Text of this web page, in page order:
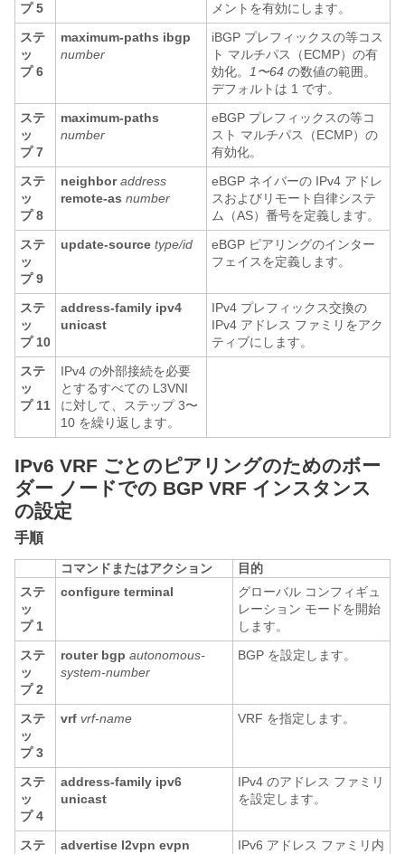
プ 5
メントを有効にします。
ステ
ッ
プ 6
maximum-paths ibgp
number
iBGP プレフィックスの等コス
ト マルチパス（ECMP）の有
効化。
1〜64 の数値の範囲。
デフォルトは 1 です。
ステ
ッ
プ 7
maximum-paths
number
eBGP プレフィックスの等コ
スト マルチパス（ECMP）の
有効化。
ステ
ッ
プ 8
neighbor address
remote-as number
eBGP ネイバーの IPv4 アドレ
スおよびリモート自律システ
ム（AS）番号を定義します。
ステ
ッ
プ 9
update-source type/id
eBGP ピアリングのインター
フェイスを定義します。
ステ
ッ
プ 10
address-family ipv4
unicast
IPv4 プレフィックス交換の
IPv4 アドレス ファミリをアク
ティブにします。
ステ
ッ
プ 11
IPv4 の外部接続を必要
とするすべての L3VNI
に対して、ステップ 3〜
10 を繰り返します。
IPv6 VRF ごとのピアリングのためのボー
ダー ノードでの BGP VRF インスタンス
の設定
手順
コマンドまたはアクション
目的
ステ
ッ
プ 1
configure terminal
グローバル コンフィギュ
レーション モードを開始
します。
ステ
ッ
プ 2
router bgp autonomous-
system-number
BGP を設定します。
ステ
ッ
プ 3
vrf vrf-name VRF を指定します。
ステ
ッ
プ 4
address-family ipv6
unicast
IPv4 のアドレス ファミリ
を設定します。
ステ
advertise l2vpn evpn
IPv6 アドレス ファミリ内